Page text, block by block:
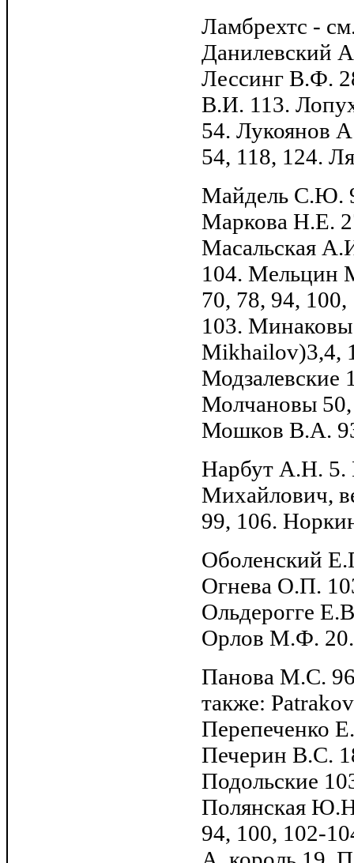
Ламбрехтс -
Данилевский
Лессинг В.Ф.
В.И. 113.
54. Лукоянов
54, 118, 124.
Майдель С.Ю.
Маркова Н.Е.
Масальская
104. Мельцин
70, 78, 94,
103.
Mikhailov)3,4,
Модзалевские
Молчановы
Мошков В.А.
Нарбут А.Н. 5.
Михайлович,
99, 106.
Оболенский
Огнева О.П.
Ольдерогге
Орлов М.Ф.
Панова М.С.
также:
Перепеченко
Печерин В.С.
Подольские
Полянская
94, 100, 102-